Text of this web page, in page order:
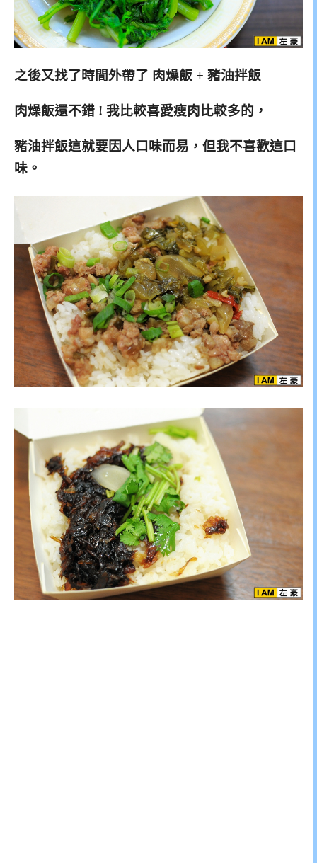
之後又找了時間外帶了 肉燥飯 + 豬油拌飯
肉燥飯還不錯 ! 我比較喜愛瘦肉比較多的，
豬油拌飯這就要因人口味而易，但我不喜歡這口
味。